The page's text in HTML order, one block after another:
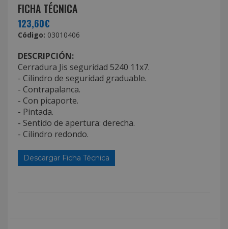
FICHA TÉCNICA
123,60€
Código: 03010406
DESCRIPCIÓN:
Cerradura Jis seguridad 5240 11x7.
- Cilindro de seguridad graduable.
- Contrapalanca.
- Con picaporte.
- Pintada.
- Sentido de apertura: derecha.
- Cilindro redondo.
Descargar Ficha Técnica